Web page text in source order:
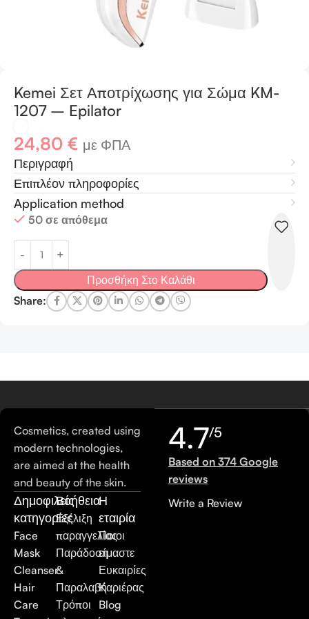
Kemei Σετ Αποτρίχωσης για Σώμα KM-
1207 – Epilator
24,80 € με ΦΠΑ
Περιγραφή
Επιπλέον πληροφορίες
Application method
50 σε απόθεμα
Προσθήκη Στο Καλάθι
Share:
Cosmetics, created using
modern technologies,
are aimed at the health
and beauty of the skin.
Δημοφιλείς
κατηγορίες
Face
Mask
Cleanser
Hair
Care
Βοήθεια
Εξέλιξη
παραγγελίας
Παράδοση
&
Παραλαβή
Τρόποι
Η
εταιρία
Ποιοι
είμαστε
Ευκαιρίες
Καριέρας
Blog
4.7/5
Based on 374 Google
reviews
Write a Review